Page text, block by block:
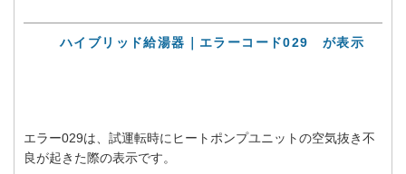
ハイブリッド給湯器｜エラーコード029 が表示
エラー029は、試運転時にヒートポンプユニットの空気抜き不
良が起きた際の表示です。